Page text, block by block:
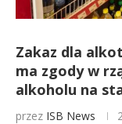
Zakaz dla
ma zgody w
alkoholu na
przez ISB News